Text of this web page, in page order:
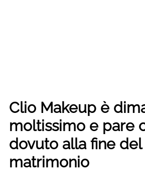
Clio Makeup è
moltissimo e pare
dovuto alla fine del
matrimonio